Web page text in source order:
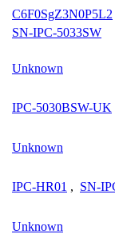
C6F0SgZ3N0P5L2
SN-IPC-5033SW
Unknown
IPC-5030BSW-UK
Unknown
IPC-HR01 , SN-
Unknown